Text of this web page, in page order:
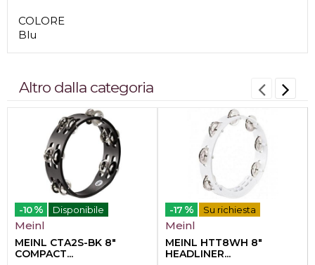
COLORE
Blu
Altro dalla categoria
-10 % Disponibile
Meinl
MEINL CTA2S-BK 8"
COMPACT...
-17 % Su richiesta
Meinl
MEINL HTT8WH 8"
HEADLINER...